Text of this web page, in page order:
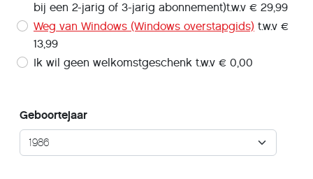
bij een 2-jarig of 3-jarig abonnement)t.w.v € 29,99
Weg van Windows (Windows overstapgids) t.w.v €
13,99
Ik wil geen welkomstgeschenk t.w.v € 0,00
Geboortejaar